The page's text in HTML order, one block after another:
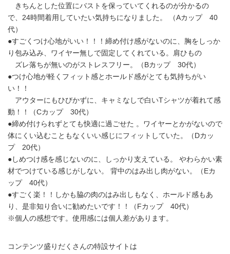
きちんとした位置にバストを保っていてくれるのが分かるの
で、24時間着用していたい気持ちになりました。 （Aカップ 40
代）
●すごくつけ心地がいい！！！締め付け感がないのに、胸をしっか
り包み込み、ワイヤー無しで固定してくれている。肩ひもの
ズレ落ちが無いのがストレスフリー。（Bカップ 30代）
●つけ心地が軽くフィット感とホールド感がとても気持ちがい
い！！
アウターにもひびかずに、キャミなしで白いTシャツが着れて感
動！！（Cカップ 30代）
●締め付けられずとても快適に過ごせた 。ワイヤーとかがないので
体にくい込むこともなくいい感じにフィットしていた。（Dカッ
プ 20代）
●しめつけ感を感じないのに、しっかり支えている。 やわらかい素
材でつけている感じがしない。 背中のはみ出し肉がない。（Eカ
ップ 40代）
●すごく楽！！しかも脇の肉のはみ出しもなく、ホールド感もあ
り、是非知り合いに勧めたいです！！（Fカップ 40代）
※個人の感想です。使用感には個人差があります。
コンテンツ盛りだくさんの特設サイトは